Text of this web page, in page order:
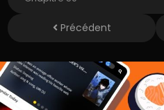
Précédent